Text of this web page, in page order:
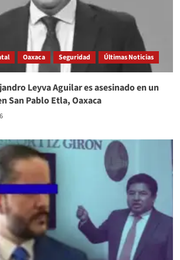
Oaxaca Seguridad Últimas Noticias
Leyva Aguilar es asesinado en un
San Pablo Etla, Oaxaca